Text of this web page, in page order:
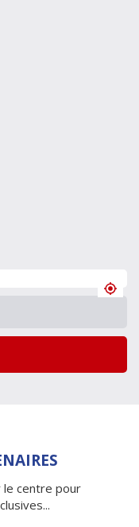
le centre pour